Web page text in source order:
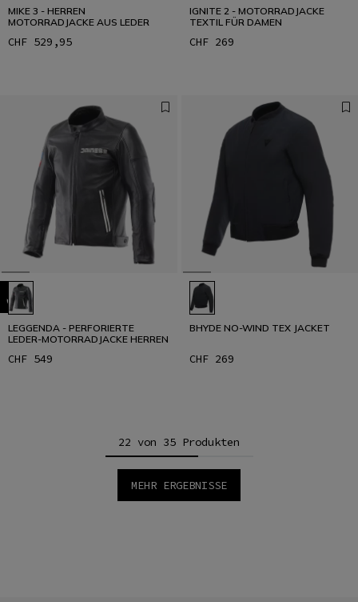
MIKE 3 - HERREN
MOTORRADJACKE AUS LEDER
CHF 529,95
IGNITE 2 - MOTORRADJACKE
TEXTIL FÜR DAMEN
CHF 269
LEGGENDA - PERFORIERTE
LEDER-MOTORRADJACKE HERREN
CHF 549
BHYDE NO-WIND TEX JACKET
CHF 269
22 von 35 Produkten
MEHR ERGEBNISSE